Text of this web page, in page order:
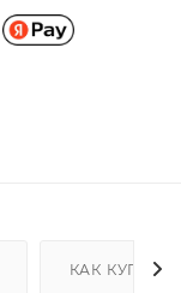
КАК КУПИТЬ